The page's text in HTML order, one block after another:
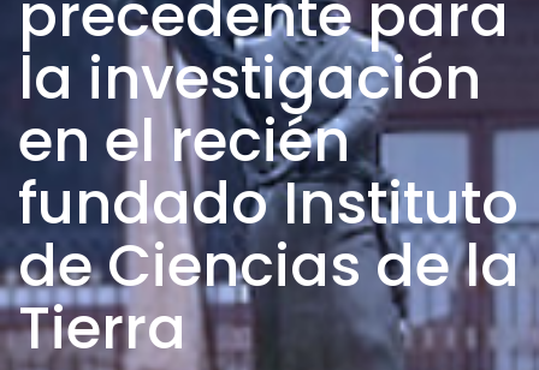
precedente para
la investigación
en el recién
fundado Instituto
de Ciencias de la
Tierra